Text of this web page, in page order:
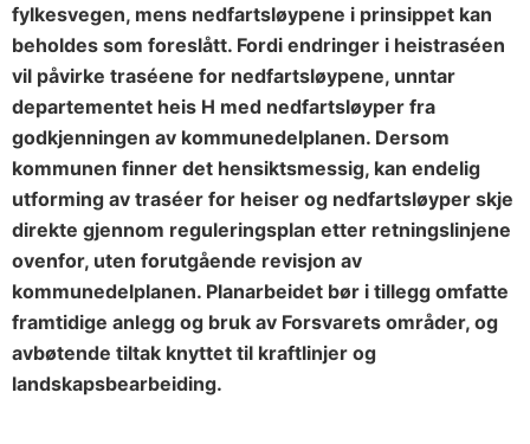
fylkesvegen, mens nedfartsløypene i prinsippet kan
beholdes som foreslått. Fordi endringer i heistraséen
vil påvirke traséene for nedfartsløypene, unntar
departementet heis H med nedfartsløyper fra
godkjenningen av kommunedelplanen. Dersom
kommunen finner det hensiktsmessig, kan endelig
utforming av traséer for heiser og nedfartsløyper skje
direkte gjennom reguleringsplan etter retningslinjene
ovenfor, uten forutgående revisjon av
kommunedelplanen. Planarbeidet bør i tillegg omfatte
framtidige anlegg og bruk av Forsvarets områder, og
avbøtende tiltak knyttet til kraftlinjer og
landskapsbearbeiding.